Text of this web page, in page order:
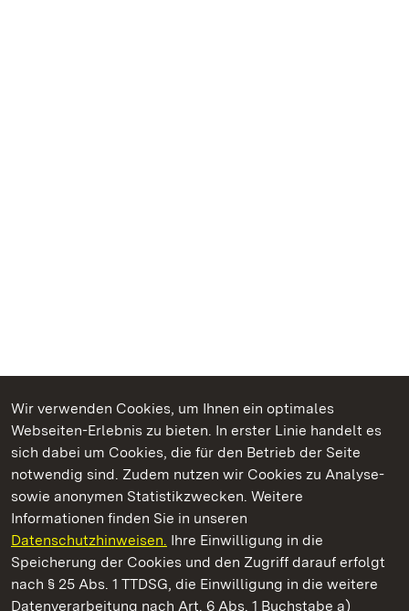
Wir verwenden Cookies, um Ihnen ein optimales
Webseiten-Erlebnis zu bieten. In erster Linie handelt es
sich dabei um Cookies, die für den Betrieb der Seite
notwendig sind. Zudem nutzen wir Cookies zu Analyse-
sowie anonymen Statistikzwecken. Weitere
Informationen finden Sie in unseren
Datenschutzhinweisen. Ihre Einwilligung in die
Speicherung der Cookies und den Zugriff darauf erfolgt
nach § 25 Abs. 1 TTDSG, die Einwilligung in die weitere
Datenverarbeitung nach Art. 6 Abs. 1 Buchstabe a)
Kommen. Staunen. Genießen.
Staatliche Schlösser und Gärten Baden‑Württemberg
Staatliche Schlösser und Gärten Baden-Württemberg